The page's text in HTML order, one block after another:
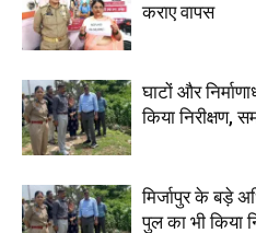
कराए वापस
घाटों और
किया निरीक्षण,
मिर्जापुर के बड़े
पुल का भी किया